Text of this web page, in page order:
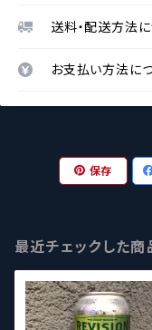
送料・配送方法
お支払い方法に
保存
最近チェックした商